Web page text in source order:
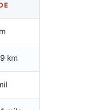
km